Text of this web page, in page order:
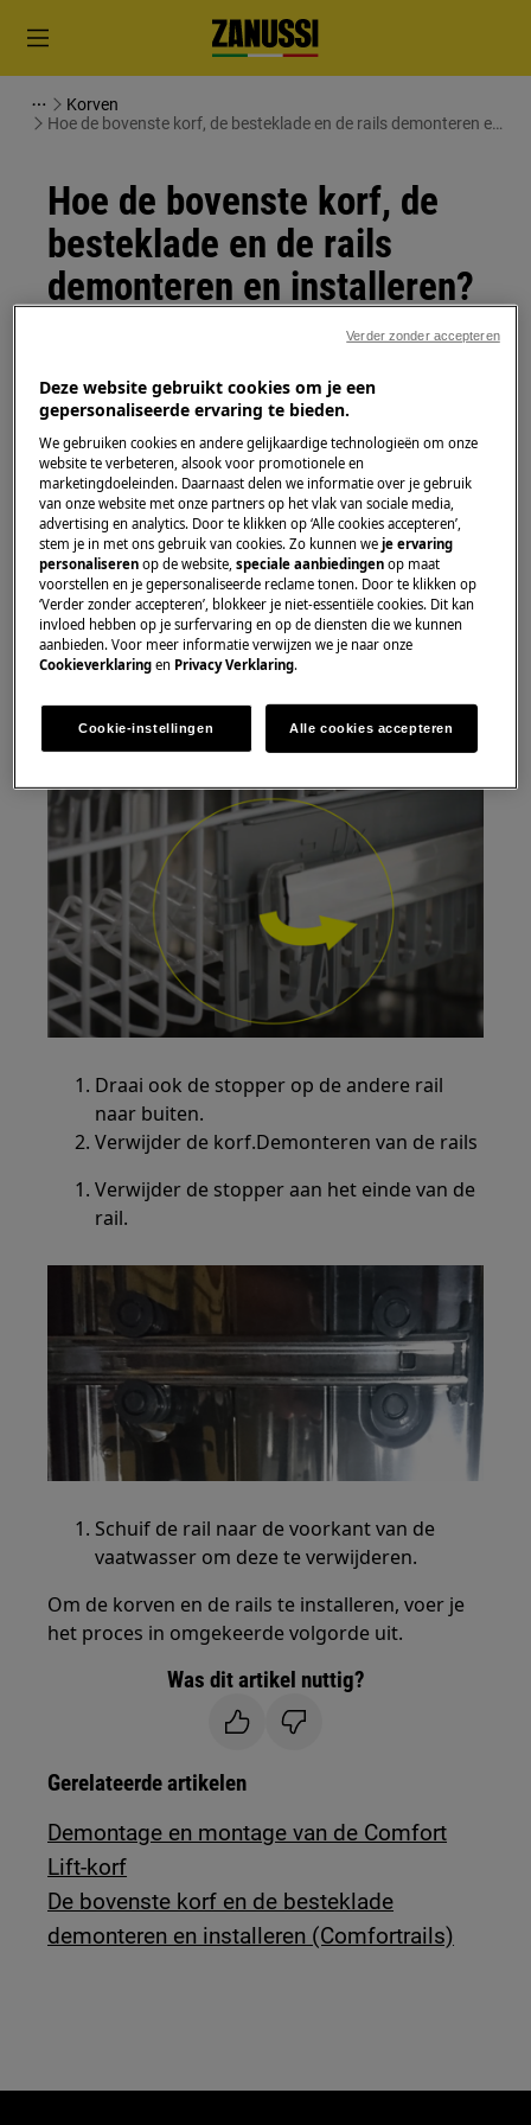
Korven
Hoe de bovenste korf, de besteklade en de rails demonteren en
Hoe de bovenste korf, de
besteklade en de rails
demonteren en installeren?
Hoe de bovenste korf, de besteklade en de rails
demonteren en installeren?
De volgende stappen zijn van toepassing op de
bovenste korf en de besteklade.
Demonteren van de korf
Om de korf te verwijderen, moet je de
stopper die op het uiteinde van de rail zit,
opzij draaien.
Draai ook de stopper op de andere rail
naar buiten.
Verwijder de korf.Demonteren van de rails
Verwijder de stopper aan het einde van de
rail.
Schuif de rail naar de voorkant van de
vaatwasser om deze te verwijderen.
Om de korven en de rails te installeren, voer je
het proces in omgekeerde volgorde uit.
Was dit artikel nuttig?
Gerelateerde artikelen
Demontage en montage van de Comfort
Lift-korf
De bovenste korf en de besteklade
demonteren en installeren (Comfortrails)
Deze website gebruikt cookies om je een
gepersonaliseerde ervaring te bieden.
We gebruiken cookies en andere gelijkaardige technologieën om onze
website te verbeteren, alsook voor promotionele en
marketingdoeleinden. Daarnaast delen we informatie over je gebruik
van onze website met onze partners op het vlak van sociale media,
advertising en analytics. Door te klikken op ‘Alle cookies accepteren’,
stem je in met ons gebruik van cookies. Zo kunnen weje ervaring
personaliseren op de website,speciale aanbiedingen op maat
voorstellen en je gepersonaliseerde reclame tonen. Door te klikken op
‘Verder zonder accepteren’, blokkeer je niet-essentiële cookies. Dit kan
invloed hebben op je surfervaring en op de diensten die we kunnen
aanbieden. Voor meer informatie verwijzen we je naar onze
Cookieverklaring en Privacy Verklaring.
Cookie-instellingen Alle cookies accepteren
Verder zonder accepteren